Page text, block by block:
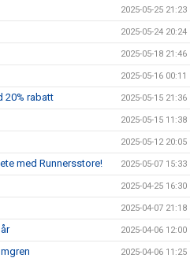
2025-05-25 21:23
2025-05-24 20:24
2025-05-18 21:46
2025-05-16 00:11
20% rabatt 2025-05-15 21:36
2025-05-15 11:38
2025-05-12 20:05
med Runnersstore! 2025-05-07 15:33
2025-04-25 16:30
2025-04-07 21:18
2025-04-06 12:00
2025-04-06 11:25